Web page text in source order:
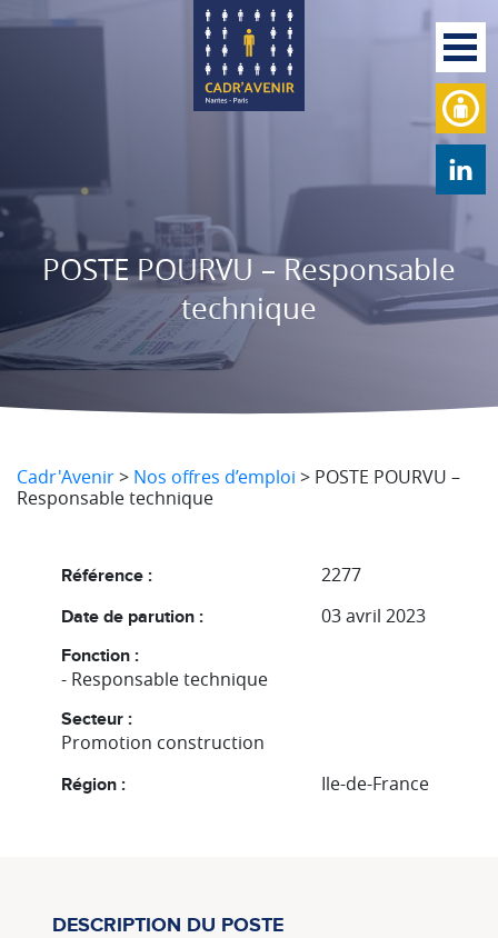
POSTE POURVU – Responsable
technique
Cadr'Avenir> Nos offres d’emploi > POSTE POURVU –
Responsable technique
Référence : 2277
Date de parution : 03 avril 2023
Fonction :
- Responsable technique
Secteur :
Promotion construction
Région : Ile-de-France
DESCRIPTION DU POSTE